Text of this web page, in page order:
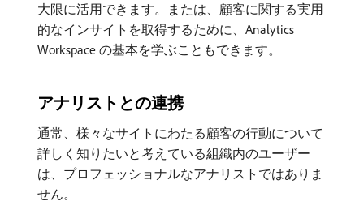
大限に活用できます。または、顧客に関する実用
的なインサイトを取得するために、Analytics
Workspace の基本を学ぶこともできます。
アナリストとの連携
通常、様々なサイトにわたる顧客の行動について
詳しく知りたいと考えている組織内のユーザー
は、プロフェッショナルなアナリストではありま
せん。